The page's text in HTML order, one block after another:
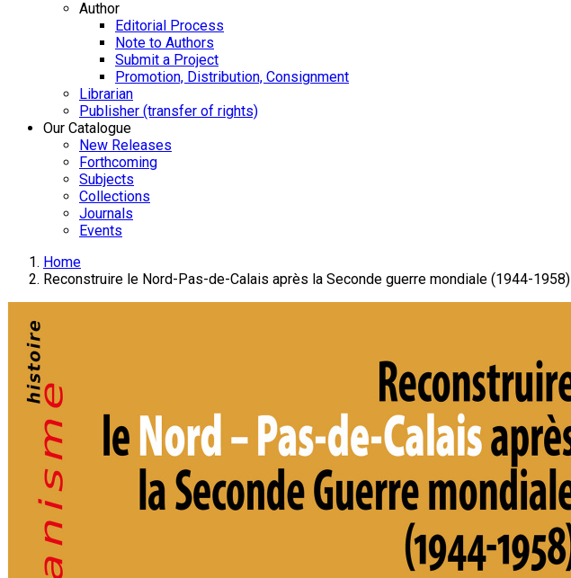
Author
Editorial Process
Note to Authors
Submit a Project
Promotion, Distribution, Consignment
Librarian
Publisher (transfer of rights)
Our Catalogue
New Releases
Forthcoming
Subjects
Collections
Journals
Events
Home
Reconstruire le Nord-Pas-de-Calais après la Seconde guerre mondiale (1944-1958)